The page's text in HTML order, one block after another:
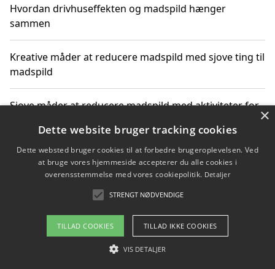
Hvordan drivhuseffekten og madspild hænger
sammen
Kreative måder at reducere madspild med sjove ting til
madspild
Sjove måder at reducere madspild med aktiviteter for
Hvor finder jeg nemme måltidskasser i Vejle
Om / kontakt
Blog Betingelser
×
Dette website bruger tracking cookies
Dette websted bruger cookies til at forbedre brugeroplevelsen. Ved
at bruge vores hjemmeside accepterer du alle cookies i
overensstemmelse med vores cookiepolitik. Detaljer
STRENGT NØDVENDIGE
TILLAD COOKIES TILLAD IKKE COOKIES
VIS DETALJER